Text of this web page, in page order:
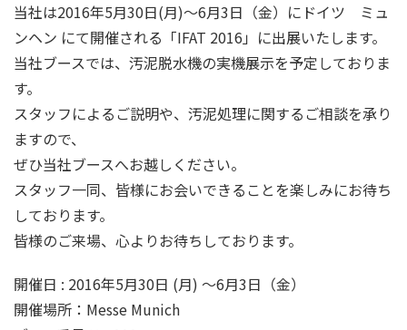
当社は2016年5月30日(月)～6月3日（金）にドイツ ミュ
ンヘン にて開催される「IFAT 2016」に出展いたします。
当社ブースでは、汚泥脱水機の実機展示を予定しておりま
す。
スタッフによるご説明や、汚泥処理に関するご相談を承り
ますので、
ぜひ当社ブースへお越しください。
スタッフ一同、皆様にお会いできることを楽しみにお待ち
しております。
皆様のご来場、心よりお待ちしております。
開催日 : 2016年5月30日 (月) ～6月3日（金）
開催場所：Messe Munich